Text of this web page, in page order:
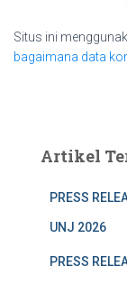
Situs ini
bagaimana data
Artikel
PRESS
UNJ 2026
PRESS